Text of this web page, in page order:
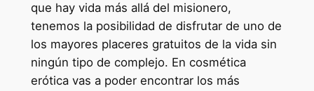
que hay vida más allá del misionero,
tenemos la posibilidad de disfrutar de uno de
los mayores placeres gratuitos de la vida sin
ningún tipo de complejo. En cosmética
erótica vas a poder encontrar los más